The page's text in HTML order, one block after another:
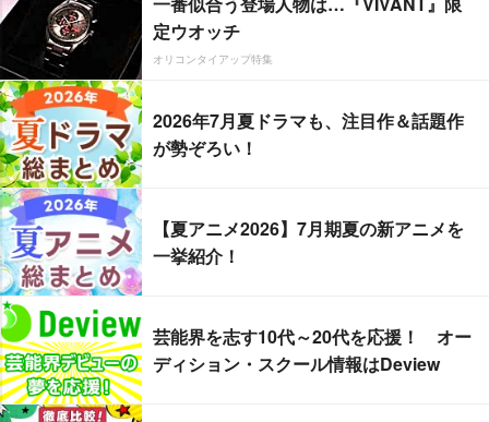
定ウオッチ
オリコンタイアップ特集
2026年7月夏ドラマも、注目作＆話題作
が勢ぞろい！
【夏アニメ2026】7月期夏の新アニメを
一挙紹介！
芸能界を志す10代～20代を応援！ オー
ディション・スクール情報はDeview